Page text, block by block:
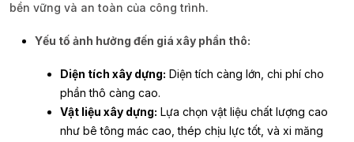
bền vững và an toàn của công trình.
Yếu tố ảnh hưởng đến giá xây phần thô:
Diện tích xây dựng: Diện tích càng lớn, chi phí cho
phần thô càng cao.
Vật liệu xây dựng: Lựa chọn vật liệu chất lượng cao
như bê tông mác cao, thép chịu lực tốt, và xi măng